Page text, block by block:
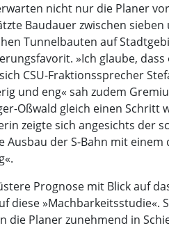
nicht nur die Planer
Baudauer zwischen
Tunnelbauten auf
»Ich glaube,
CSU-Fraktionssprecher
und eng« sah zudem
Oßwald gleich einen Schritt
zeigte sich angesichts der
Ausbau der S-Bahn mit
Prognose mit Blick auf
diese
die Planer zunehmend in